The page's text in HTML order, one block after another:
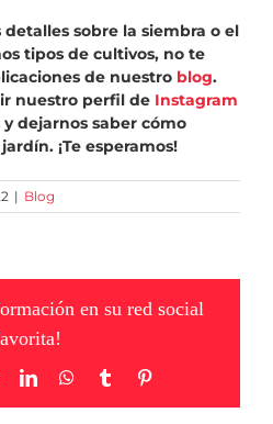
sobre la siembra o el
tipos de cultivos, no te
de nuestro blog.
nuestro perfil de Instagram
dejarnos saber cómo
¡Te esperamos!
| Blog
en su red social
LinkedInWhatsApp
Tumblr